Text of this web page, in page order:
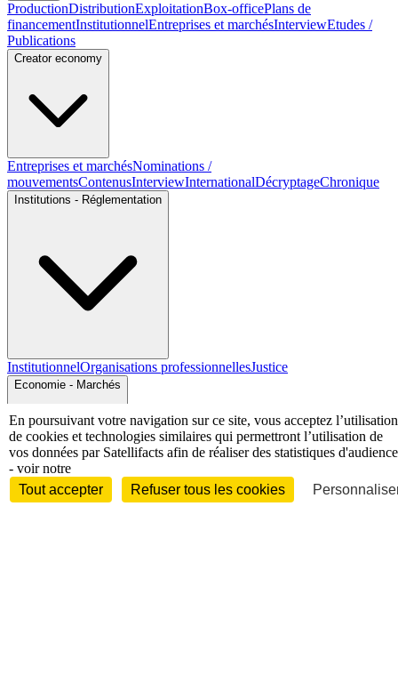
ProductionDistributionExploitationBox-officePlans de
financementInstitutionnelEntreprises et marchésInterviewEtudes /
Publications
Creator economy
Entreprises et marchésNominations /
mouvementsContenusInterviewInternationalDécryptageChronique
Institutions - Réglementation
InstitutionnelOrganisations professionnellesJustice
Economie - Marchés
En poursuivant votre navigation sur ce site, vous acceptez l’utilisation
de cookies et technologies similaires qui permettront l’utilisation de
vos données par Satellifacts afin de réaliser des statistiques d'audience
- voir notre
Tout accepter
Refuser tous les cookies